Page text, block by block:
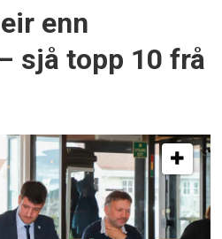
enn
sjå topp 10 frå